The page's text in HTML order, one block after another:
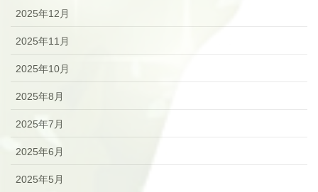
2025年12月
2025年11月
2025年10月
2025年8月
2025年7月
2025年6月
2025年5月